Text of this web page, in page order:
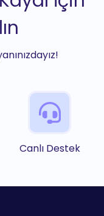
Canlı Destek